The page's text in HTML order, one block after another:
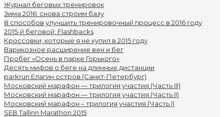
Журнал беговых тренировок
Зима 2016: снова строим базу
8 способов улучшить тренировочный процесс в 2016 году
2015-й беговой: Flashbacks
Кроссовки, которые я не купил в 2015 году
Варикозное расширение вен и бег
Пробег «Осень в парке Горького»
Десять мифов о беге на длинные дистанции
parkrun Елагин остров (Санкт-Петербург)
Московский марафон — трилогия участия (Часть III)
Московский марафон — трилогия участия (Часть II)
Московский марафон – трилогия участия (Часть I)
SEB Tallinn Marathon 2015